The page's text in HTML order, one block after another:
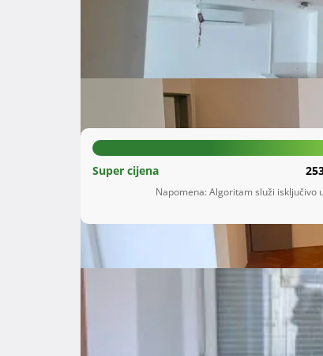
Šifra oglasa: 24497233
Novi Zagreb-zapad
273.000 €
Super cijena
Napomena: Algoritam služi
Opis
Sastoji se od hodnika, dnevnog
dvije spavaće sobe, veća soba ima izlaz